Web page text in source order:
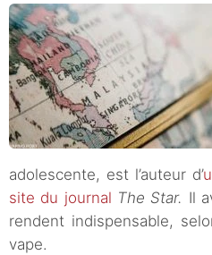
adolescente, est l’auteur d’
site du journal The Star. Il
rendent indispensable,
vape.